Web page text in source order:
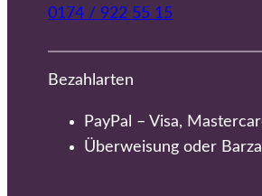
0174 / 922 55 15
Bezahlarten
PayPal – Visa,
Überweisung oder